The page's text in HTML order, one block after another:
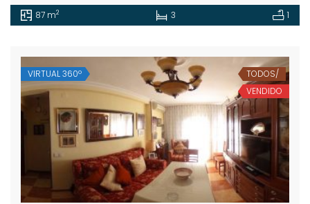
87 m2 3 1
VIRTUAL 360º
TODOS/
VENDIDO